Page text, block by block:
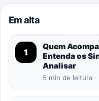
Em alta
1
Quem
Entenda os
Analisar
5 min de leitura